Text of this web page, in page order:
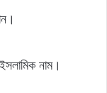
নাম।